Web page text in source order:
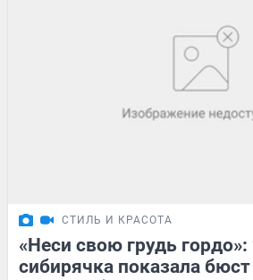
СТИЛЬ И КРАСОТА
«Неси свою грудь
сибирячка показала